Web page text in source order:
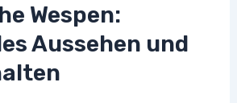
Wespen:
Aussehen und